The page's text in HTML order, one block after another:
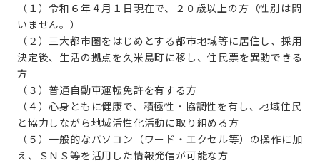
（１）令和６年４月１日現在で、２０歳以上の方（性別は問
いません。）
（２）三大都市圏をはじめとする都市地域等に居住し、採用
決定後、生活の拠点を久米島町に移し、住民票を異動できる
方
（３）普通自動車運転免許を有する方
（４）心身ともに健康で、積極性・協調性を有し、地域住民
と協力しながら地域活性化活動に取り組める方
（５）一般的なパソコン（ワード・エクセル等）の操作に加
え、ＳＮＳ等を活用した情報発信が可能な方